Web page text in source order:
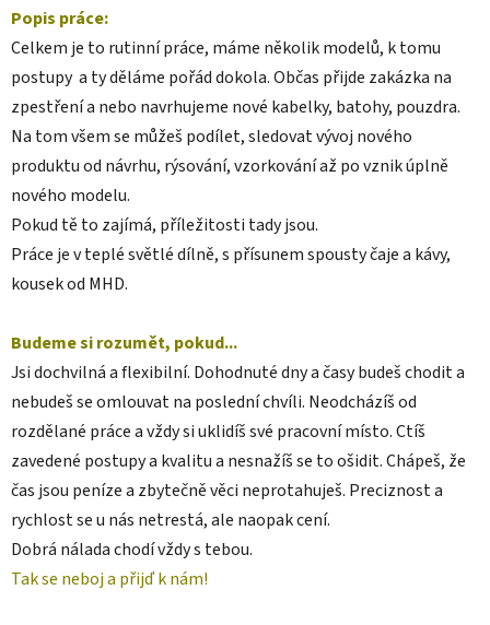
Popis práce:
Celkem je to rutinní práce, máme několik modelů, k tomu
postupy a ty děláme pořád dokola. Občas přijde zakázka na
zpestření a nebo navrhujeme nové kabelky, batohy, pouzdra.
Na tom všem se můžeš podílet, sledovat vývoj nového
produktu od návrhu, rýsování, vzorkování až po vznik úplně
nového modelu.
Pokud tě to zajímá, příležitosti tady jsou.
Práce je v teplé světlé dílně, s přísunem spousty čaje a kávy,
kousek od MHD.
Budeme si rozumět, pokud...
Jsi dochvilná a flexibilní. Dohodnuté dny a časy budeš chodit a
nebudeš se omlouvat na poslední chvíli. Neodcházíš od
rozdělané práce a vždy si uklidíš své pracovní místo. Ctíš
zavedené postupy a kvalitu a nesnažíš se to ošidit. Chápeš, že
čas jsou peníze a zbytečně věci neprotahuješ. Preciznost a
rychlost se u nás netrestá, ale naopak cení.
Dobrá nálada chodí vždy s tebou.
Tak se neboj a přijď k nám!